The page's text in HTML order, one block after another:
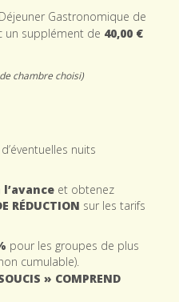
Gastronomique de
un supplément de 40,00 €
chambre choisi)
nuits
et obtenez
RÉDUCTION sur les tarifs
pour les groupes de plus
cumulable).
» COMPREND